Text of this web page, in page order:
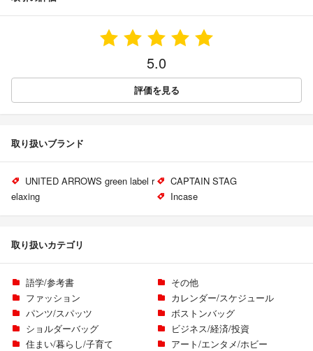
5.0
評価を見る
取り扱いブランド
UNITED ARROWS green label r
elaxing
CAPTAIN STAG
Incase
取り扱いカテゴリ
語学/参考書
その他
ファッション
カレンダー/スケジュール
パンツ/スパッツ
ボストンバッグ
ショルダーバッグ
ビジネス/経済/投資
住まい/暮らし/子育て
アート/エンタメ/ホビー